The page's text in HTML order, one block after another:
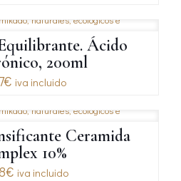
Ácido
200ml
€ iva incluido
Ceramida
10%
€ iva incluido